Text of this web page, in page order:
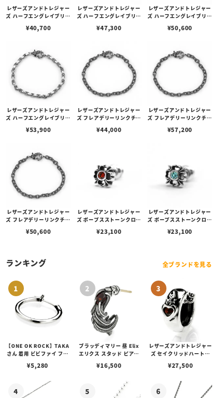
レザーズアンドトレジャー
ズ ハーフエングレイブリン
7cm
¥40,700
レザーズアンドトレジャー
ズ ハーフエングレイブリン
9cm
¥47,300
レザーズアンドトレジャー
ズ ハーフエングレイブリン
0cm
¥50,600
レザーズアンドトレジャー
ズ ハーフエングレイブリン
1cm
¥53,900
レザーズアンドトレジャー
ズ フレアデリーリンクチェ
¥44,000
レザーズアンドトレジャー
ズ フレアデリーリンクチェ
¥57,200
レザーズアンドトレジャー
ズ フレアデリーリンクチェ
¥50,600
レザーズアンドトレジャー
ズ ポープスストーンクロス
ンド
¥23,100
レザーズアンドトレジャー
ズ ポープスストーンクロス
イヤモンド
¥23,100
ランキング 全ブランドを見る
【ONE OK ROCK】TAKA
さん 着用 ビビファイ フー
¥5,280
ブラッディマリー 昼 Elix
エリクス スタッド ピアス
¥16,500
レザーズアンドトレジャー
ズ セイクリッドハートピ
¥27,500